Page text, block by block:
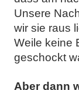
Unsere
wir sie raus
Weile keine
geschockt
Aber dann